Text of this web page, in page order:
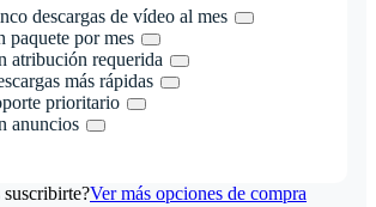
descargas de vídeo al mes
paquete por mes
atribución requerida
más rápidas
prioritario
anuncios
Ver más opciones de compra